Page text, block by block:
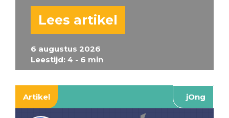
6 augustus 2026
Leestijd: 4 - 6 min
Lees artikel
Artikel jOng